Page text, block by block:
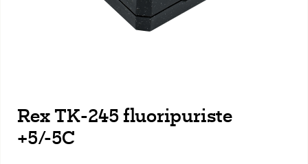
Rex TK-245 fluoripuriste
+5/-5C